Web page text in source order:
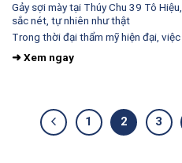
Gảy sợi mày tại Thúy Chu 39 Tô
sắc nét, tự nhiên như thật
Trong thời đại thẩm mỹ hiện đại, việc
1 2 3